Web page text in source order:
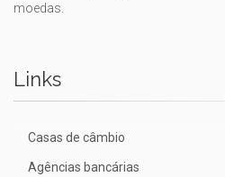
moedas.
Links
Casas de câmbio
Agências bancárias